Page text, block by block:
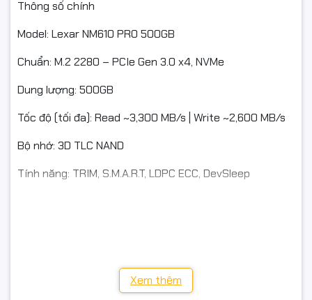
Thông số chính
Model: Lexar NM610 PRO 500GB
Chuẩn: M.2 2280 – PCIe Gen 3.0 x4, NVMe
Dung lượng: 500GB
Tốc độ (tối đa): Read ~3,300 MB/s | Write ~2,600 MB/s
Bộ nhớ: 3D TLC NAND
Tính năng: TRIM, S.M.A.R.T, LDPC ECC, DevSleep
Thuế: Xuất hóa đơn Full VAT
Xem thêm